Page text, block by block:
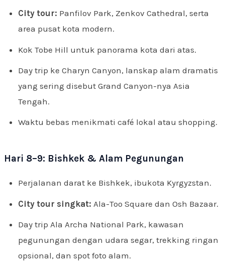
City tour: Panfilov Park, Zenkov Cathedral, serta
area pusat kota modern.
Kok Tobe Hill untuk panorama kota dari atas.
Day trip ke Charyn Canyon, lanskap alam dramatis
yang sering disebut Grand Canyon-nya Asia
Tengah.
Waktu bebas menikmati café lokal atau shopping.
Hari 8–9: Bishkek & Alam Pegunungan
Perjalanan darat ke Bishkek, ibukota Kyrgyzstan.
City tour singkat: Ala-Too Square dan Osh Bazaar.
Day trip Ala Archa National Park, kawasan
pegunungan dengan udara segar, trekking ringan
opsional, dan spot foto alam.